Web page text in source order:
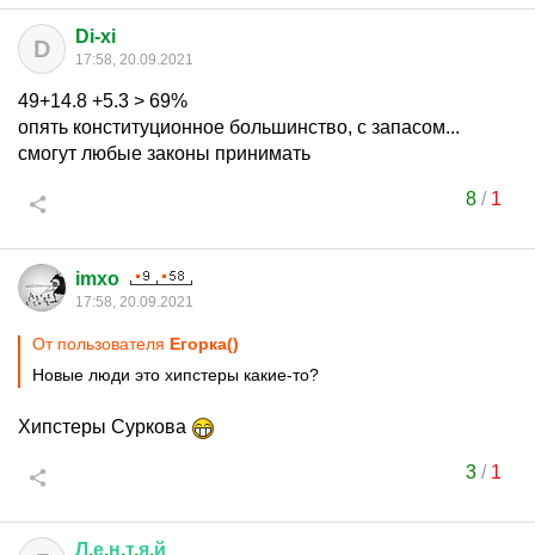
D Di-xi
17:58, 20.09.2021
49+14.8 +5.3 > 69%
опять конституционное большинство, с запасом...
смогут любые законы принимать
8/ 1
imxo
17:58, 20.09.2021
От пользователя Егорка()
Новые люди это хипстеры какие-то?
Хипстеры Суркова
3/ 1
Л .е.н.т.я.й